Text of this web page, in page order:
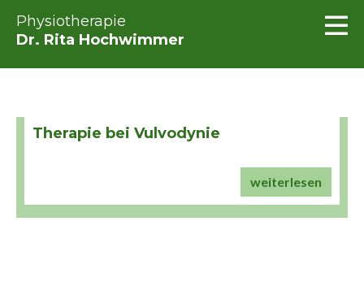
Physiotherapie
Dr. Rita Hochwimmer
Therapie bei Vulvodynie
weiterlesen